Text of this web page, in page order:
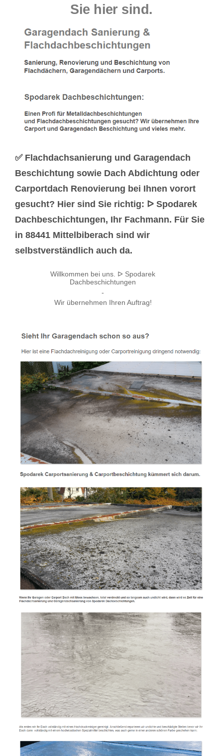
Sie hier sind.
✅ Flachdachsanierung und Garagendach
Beschichtung sowie Dach Abdichtung oder
Carportdach Renovierung bei Ihnen vorort
gesucht? Hier sind Sie richtig: ᐅ Spodarek
Dachbeschichtungen, Ihr Fachmann. Für Sie
in 88441 Mittelbiberach sind wir
selbstverständlich auch da.
Willkommen bei uns. ᐅ Spodarek
Dachbeschichtungen
-
Wir übernehmen Ihren Auftrag!